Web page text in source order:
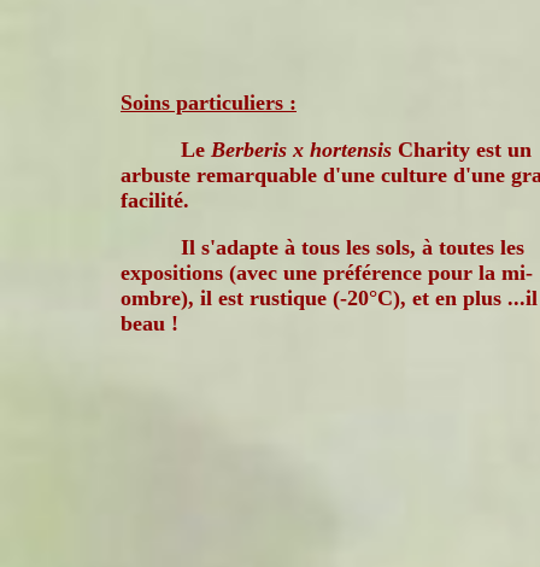
Soins particuliers :
Le Berberis x hortensis Charity est un
arbuste remarquable d'une culture d'une
facilité.
Il s'adapte à tous les sols, à toutes les
expositions (avec une préférence pour la mi-
ombre), il est rustique (-20°C), et en plus ...il
beau !